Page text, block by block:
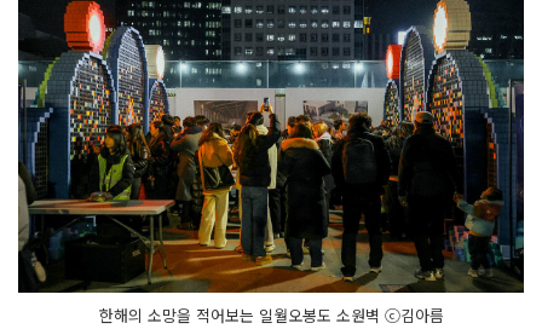
로
벌 인
플
루
언
서 박
람
회
인 '서
울
콘'과 보
신
각 '제
야
의 종 타
행
한해의 소망을 적어보는 일월오봉도 소원벽 ⓒ김아름